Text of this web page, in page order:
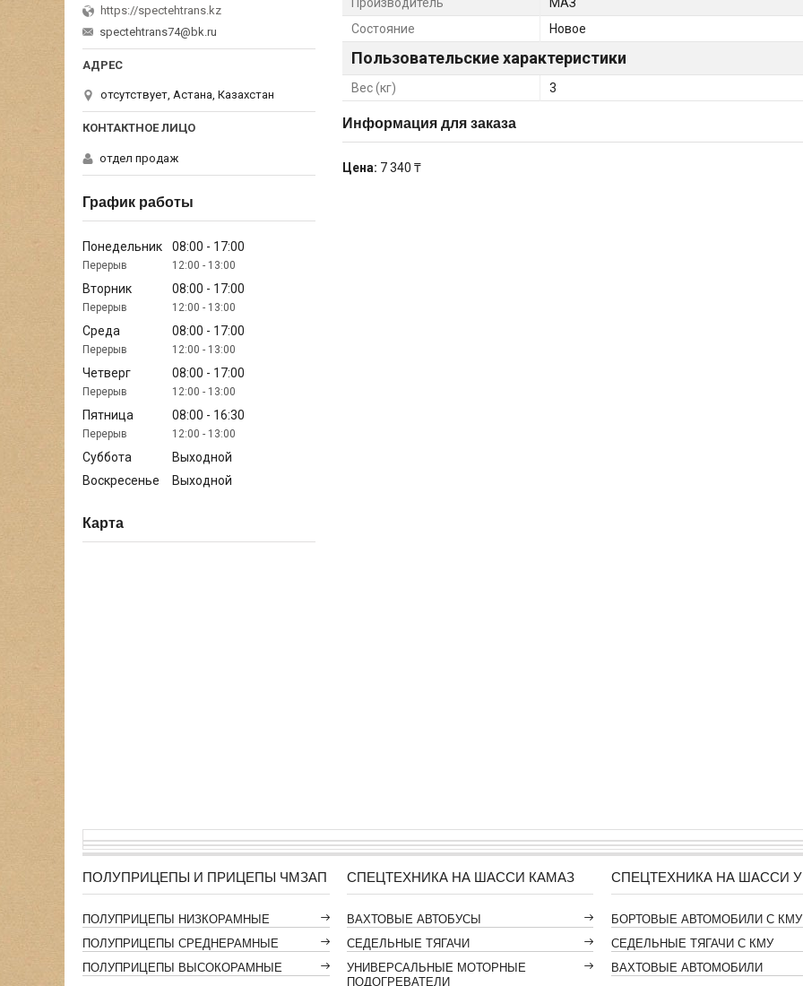
Состояние
Новое
Пользовательские характеристики
Вес (кг) 3
Информация для заказа
Цена: 7 340 ₸
https://spectehtrans.kz
spectehtrans74@bk.ru
отсутствует, Астана, Казахстан
отдел продаж
График работы
Понедельник 08:00 17:00
12:00 13:00
Вторник 08:00 17:00
12:00 13:00
Среда 08:00 17:00
12:00 13:00
Четверг 08:00 17:00
12:00 13:00
Пятница 08:00 16:30
12:00 13:00
Суббота
Выходной
Воскресенье
Выходной
Карта
ПОЛУПРИЦЕПЫ И ПРИЦЕПЫ ЧМЗАП
ПОЛУПРИЦЕПЫ НИЗКОРАМНЫЕ
ПОЛУПРИЦЕПЫ СРЕДНЕРАМНЫЕ
ПОЛУПРИЦЕПЫ ВЫСОКОРАМНЫЕ
СПЕЦТЕХНИКА НА ШАССИ КАМАЗ
ВАХТОВЫЕ АВТОБУСЫ
СЕДЕЛЬНЫЕ ТЯГАЧИ
УНИВЕРСАЛЬНЫЕ МОТОРНЫЕ
ПОДОГРЕВАТЕЛИ
СПЕЦТЕХНИКА НА ШАССИ
БОРТОВЫЕ АВТОМОБИЛИ С КМУ
СЕДЕЛЬНЫЕ ТЯГАЧИ С КМУ
ВАХТОВЫЕ АВТОМОБИЛИ